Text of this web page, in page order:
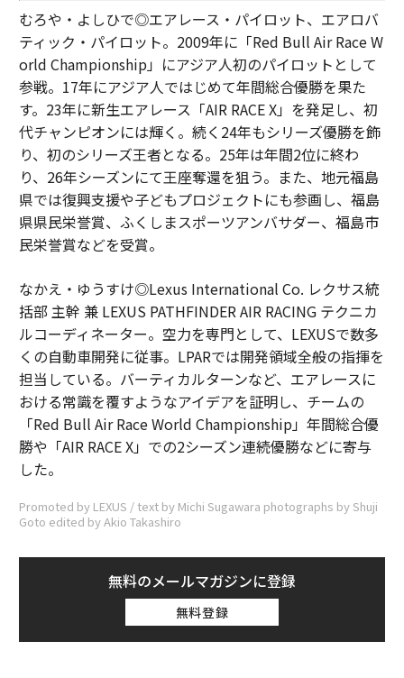
むろや・よしひで◎エアレース・パイロット、エアロバ
ティック・パイロット。2009年に「Red Bull Air Race W
orld Championship」にアジア人初のパイロットとして
参戦。17年にアジア人ではじめて年間総合優勝を果た
す。23年に新生エアレース「AIR RACE X」を発足し、初
代チャンピオンには輝く。続く24年もシリーズ優勝を飾
り、初のシリーズ王者となる。25年は年間2位に終わ
り、26年シーズンにて王座奪還を狙う。また、地元福島
県では復興支援や子どもプロジェクトにも参画し、福島
県県民栄誉賞、ふくしまスポーツアンバサダー、福島市
民栄誉賞などを受賞。
なかえ・ゆうすけ◎Lexus International Co. レクサス統
括部 主幹 兼 LEXUS PATHFINDER AIR RACING テクニカ
ルコーディネーター。空力を専門として、LEXUSで数多
くの自動車開発に従事。LPARでは開発領域全般の指揮を
担当している。バーティカルターンなど、エアレースに
おける常識を覆すようなアイデアを証明し、チームの
「Red Bull Air Race World Championship」年間総合優
勝や「AIR RACE X」での2シーズン連続優勝などに寄与
した。
Promoted by LEXUS / text by Michi Sugawara photographs by Shuji
Goto edited by Akio Takashiro
無料のメールマガジンに登録
無料登録